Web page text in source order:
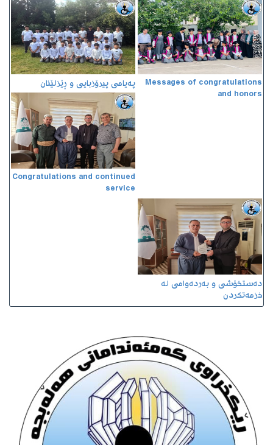
Messages of congratulations
and honors
پەیامی پیرۆزبایی و ڕێزلێنان
Congratulations and continued
service
دەستخۆشی و بەردەوامی لە
خزمەتکردن